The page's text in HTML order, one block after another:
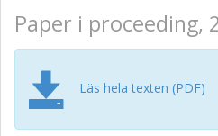
Paper i proceeding,
Läs hela texten (PDF)